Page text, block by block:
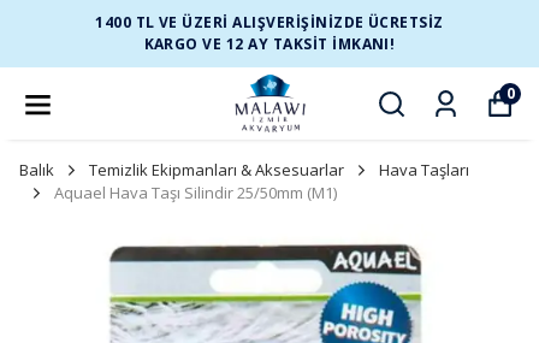
1400 TL VE ÜZERİ ALIŞVERİŞİNİZDE ÜCRETSİZ
KARGO VE 12 AY TAKSİT İMKANI!
0
Balık Temizlik Ekipmanları & Aksesuarlar
Hava Taşları
Aquael Hava Taşı Silindir 25/50mm (M1)